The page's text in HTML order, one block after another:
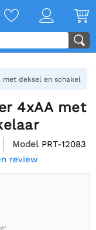
deksel en schakelaar
4xAA met
Model PRT-12083
review